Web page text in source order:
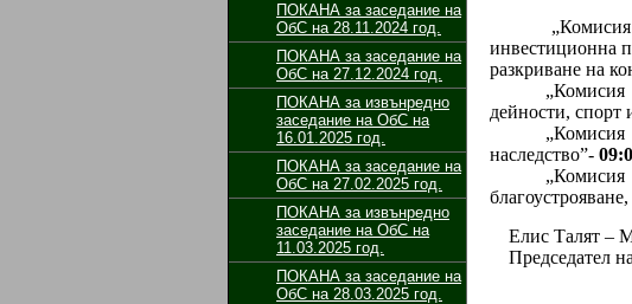
ПОКАНА за заседание на
ОбС на 28.11.2024 год.
ПОКАНА за заседание на
ОбС на 27.12.2024 год.
ПОКАНА за извънредно
заседание на ОбС на
16.01.2025 год.
ПОКАНА за заседание на
ОбС на 27.02.2025 год.
ПОКАНА за извънредно
заседание на ОбС на
11.03.2025 год.
ПОКАНА за заседание на
ОбС на 28.03.2025 год.
„Комисия по
инвестиционна
разкриване на
„Комисия
дейности, спорт
наследство”-
Елис Талят –
Председател